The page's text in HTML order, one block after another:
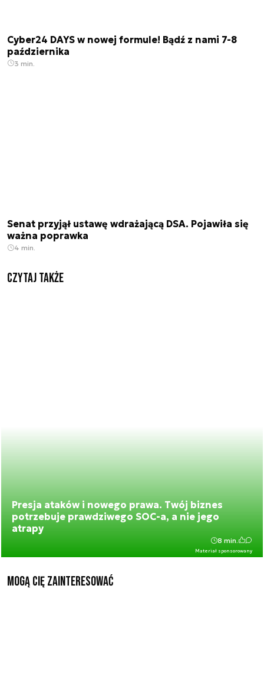
Cyber24 DAYS w nowej formule! Bądź z nami 7-8
października
3 min.
Senat przyjął ustawę wdrażającą DSA. Pojawiła się
ważna poprawka
4 min.
Czytaj także
Presja ataków i nowego prawa. Twój biznes
potrzebuje prawdziwego SOC-a, a nie jego
atrapy
Materiał sponsorowany
8 min.
Mogą Cię zainteresować